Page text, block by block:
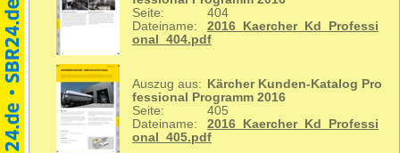
Seite:
404
Dateiname:
2016_Kaercher_Kd_Professi
onal_404.pdf
Auszug aus:
Kärcher Kunden-Katalog Pro
fessional Programm 2016
Seite:
405
Dateiname:
2016_Kaercher_Kd_Professi
onal_405.pdf